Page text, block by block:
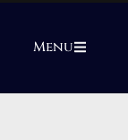
Menu